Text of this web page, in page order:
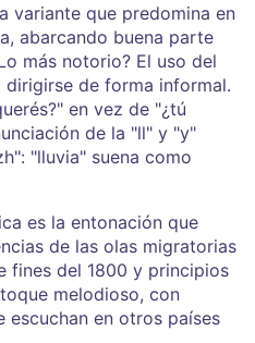
variante que predomina en
abarcando buena parte
más notorio? El uso del
de forma informal.
en vez de "¿tú
de la "ll" y "y"
"lluvia" suena como
es la entonación que
de las olas migratorias
fines del 1800 y principios
melodioso, con
escuchan en otros países